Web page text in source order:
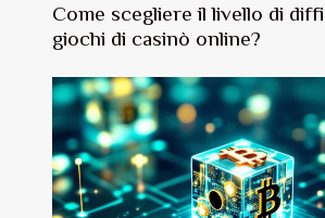
Come scegliere il livello di
giochi di casinò online?